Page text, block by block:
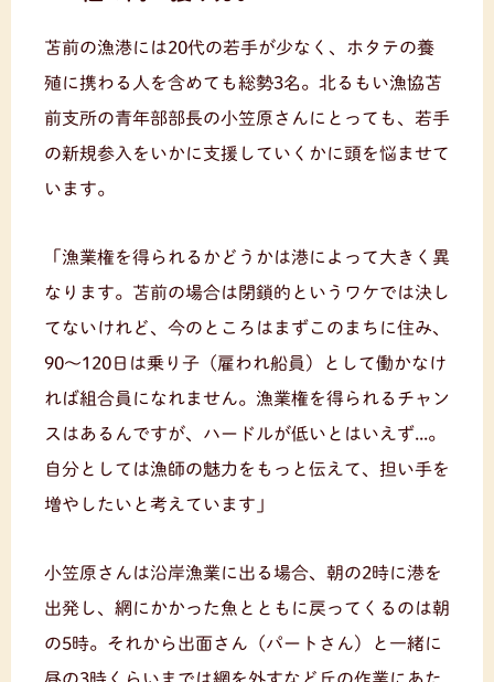
苫前の漁港には20代の若手が少なく、ホタテの養
殖に携わる人を含めても総勢3名。北るもい漁協苫
前支所の青年部部長の小笠原さんにとっても、若手
の新規参入をいかに支援していくかに頭を悩ませて
います。
「漁業権を得られるかどうかは港によって大きく異
なります。苫前の場合は閉鎖的というワケでは決し
てないけれど、今のところはまずこのまちに住み、
90〜120日は乗り子（雇われ船員）として働かなけ
れば組合員になれません。漁業権を得られるチャン
スはあるんですが、ハードルが低いとはいえず...。
自分としては漁師の魅力をもっと伝えて、担い手を
増やしたいと考えています」
小笠原さんは沿岸漁業に出る場合、朝の2時に港を
出発し、網にかかった魚とともに戻ってくるのは朝
の5時。それから出面さん（パートさん）と一緒に